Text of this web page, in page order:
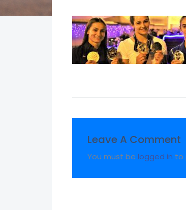
Leave A Comment
You must be logged in to